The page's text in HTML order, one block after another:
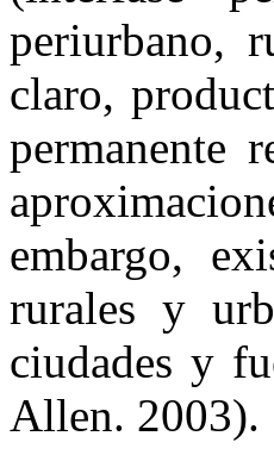
periurbano,
claro,
permanente
embargo,
rurales y
ciudades y
Allen. 2003).